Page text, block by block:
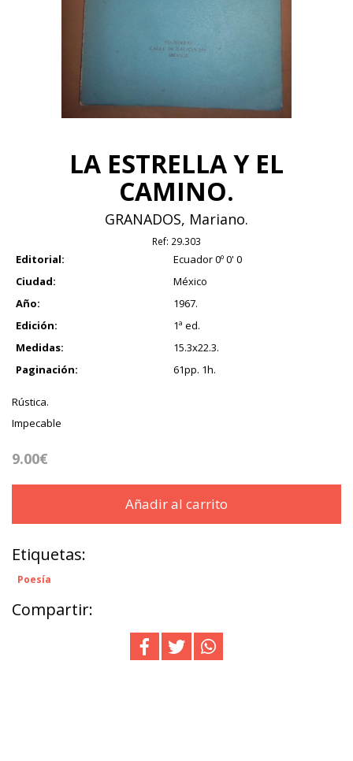
LA ESTRELLA Y EL
CAMINO.
GRANADOS, Mariano.
Ref: 29.303
Editorial:
Ecuador 0º 0' 0
Ciudad:
México
Año:
1967.
Edición:
1ª ed.
Medidas:
15.3x22.3.
Paginación:
61pp. 1h.
Rústica.
Impecable
9.00€
Añadir al carrito
Etiquetas:
Poesía
Compartir: